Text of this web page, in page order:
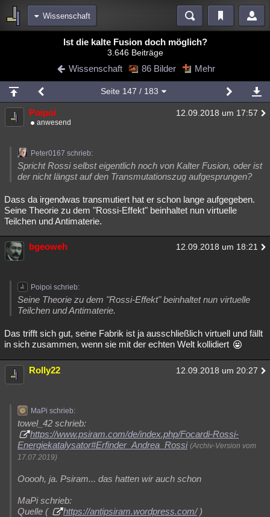
Wissenschaft
Blogs Videos
Chat Wiki Neuigkeiten
meine Rubriken
Menschen Mystery Kriminalfälle
Natur Umfragen Unterhaltung
weitere Rubriken
Philosophie Träume Orte Esoterik Literatur
Astronomie Helpdesk
Musik Clash Allmystery English
Besucht Teilgenommen
Lesenswert Schlüsselwörter
Ist die kalte Fusion doch möglich?
3.646 Beiträge
Wissenschaft 86 Bilder Mehr
Seite 147 / 183
Poipoi 12.09.2018 um 17:57
anwesend
Peter0167 schrieb:
Spricht Rossi selbst eigentlich noch von Kalter Fusion, oder ist
der nicht längst auf den Transmutationszug aufgesprungen?
Dass da irgendwas transmutiert hat er schon lange aufgegeben.
Seine Theorie zu dem "Rossi-Effekt" beinhaltet nun virtuelle
Teilchen und Antimaterie.
bgeoweh 12.09.2018 um 18:21
Poipoi schrieb:
Seine Theorie zu dem "Rossi-Effekt" beinhaltet nun virtuelle
Teilchen und Antimaterie.
Das trifft sich gut, seine Fabrik ist ja ausschließlich virtuell und fällt
in sich zusammen, wenn sie mit der echten Welt kollidiert
Rolly22 12.09.2018 um 20:27
MaPi schrieb:
towel_42 schrieb:
https://www.psiram.com/de/index.php/Focardi-Rossi-
Energiekatalysator#Erfinder_Andrea_Rossi (Archiv-Version vom
17.07.2019)
Ooooh, ja. Psiram... das hatten wir auch schon
MaPi schrieb:
Quelle (
https://antipsiram.wordpress.com/)